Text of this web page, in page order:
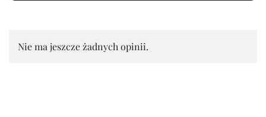
Nie ma jeszcze żadnych opinii.